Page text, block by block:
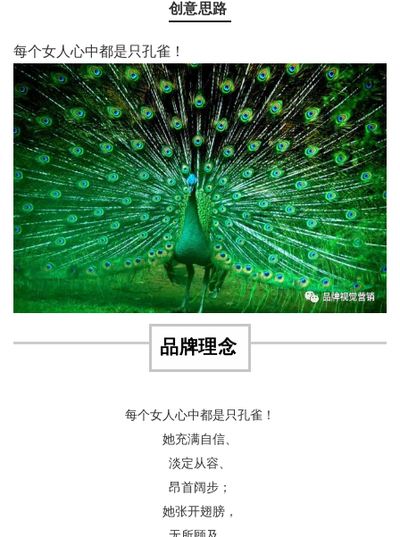
创意思路
每个女人心中都是只孔雀！
品牌理念
每个女人心中都是只孔雀！
她充满自信、
淡定从容、
昂首阔步；
她张开翅膀，